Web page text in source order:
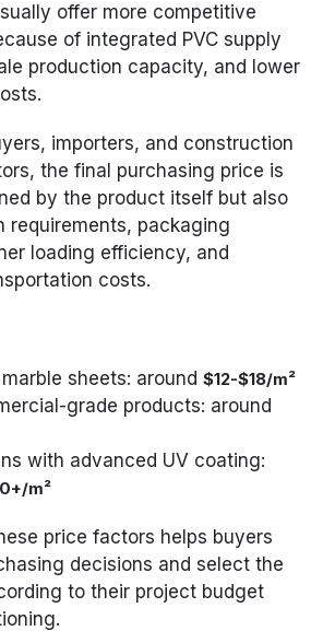
offer more competitive
of integrated PVC supply
production capacity, and lower
importers, and construction
the final purchasing price is
by the product itself but also
requirements, packaging
loading efficiency, and
costs.
sheets: around$12-$18/m²
grade products: around
with advanced UV coating:
m²
price factors helps buyers
decisions and select the
to their project budget